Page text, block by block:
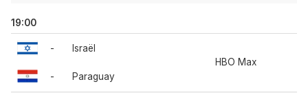
19:00
-
-
Israël
Paraguay
HBO Max